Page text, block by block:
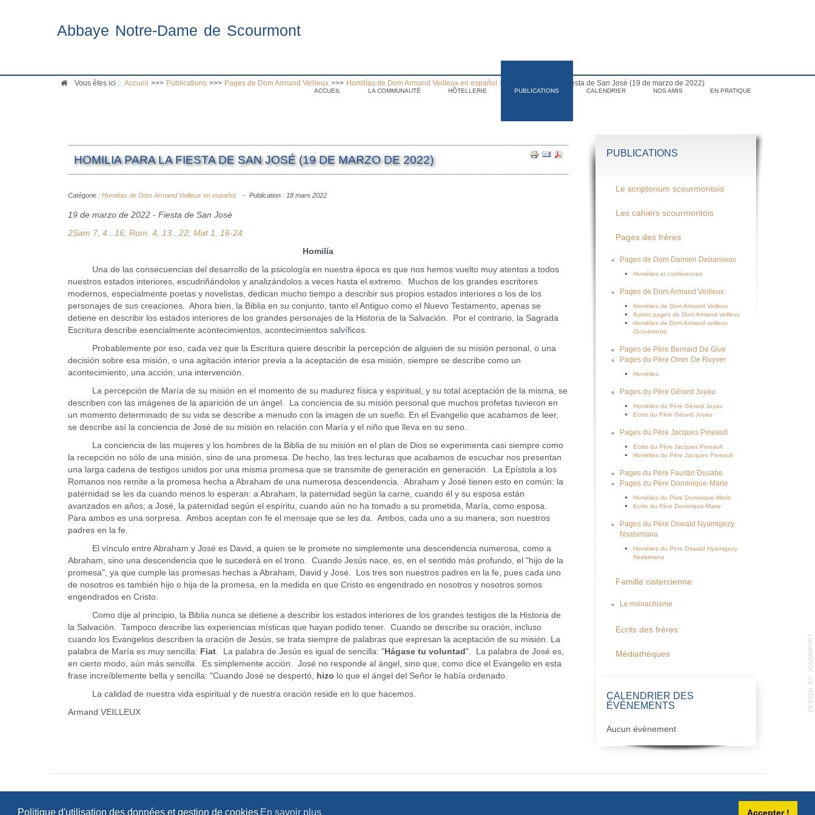
Politique d'utilisation des données et gestion de cookies En savoir plus Accepter !
Abbaye Notre-Dame de Scourmont
ACCUEIL LA COMMUNAUTÉ HÔTELLERIE PUBLICATIONS CALENDRIER NOS AMIS EN PRATIQUE
Vous êtes ici : Accueil >>> Publications >>> Pages de Dom Armand Veilleux >>> Homilías de Dom Armand Veilleux en español >>> Homilia para la fiesta de San José (19 de marzo de 2022)
HOMILIA PARA LA FIESTA DE SAN JOSÉ (19 DE MARZO DE 2022)
Catégorie : Homilías de Dom Armand Veilleux en español. Publication : 18 mars 2022
19 de marzo de 2022 - Fiesta de San José
2Sam 7, 4...16; Rom. 4, 13...22; Mat 1, 16-24
Homilía
Una de las consecuencias del desarrollo de la psicología en nuestra época es que nos hemos vuelto muy atentos a todos
nuestros estados interiores, escudriñándolos y analizándolos a veces hasta el extremo. Muchos de los grandes escritores
modernos, especialmente poetas y novelistas, dedican mucho tiempo a describir sus propios estados interiores o los de los
personajes de sus creaciones. Ahora bien, la Biblia en su conjunto, tanto el Antiguo como el Nuevo Testamento, apenas se
detiene en describir los estados interiores de los grandes personajes de la Historia de la Salvación. Por el contrario, la Sagrada
Escritura describe esencialmente acontecimientos, acontecimientos salvíficos.
Probablemente por eso, cada vez que la Escritura quiere describir la percepción de alguien de su misión personal, o una
decisión sobre esa misión, o una agitación interior previa a la aceptación de esa misión, siempre se describe como un
acontecimiento, una acción, una intervención.
La percepción de María de su misión en el momento de su madurez física y espiritual, y su total aceptación de la misma, se
describen con las imágenes de la aparición de un ángel. La conciencia de su misión personal que muchos profetas tuvieron en
un momento determinado de su vida se describe a menudo con la imagen de un sueño. En el Evangelio que acabamos de leer,
se describe así la conciencia de José de su misión en relación con María y el niño que lleva en su seno.
La conciencia de las mujeres y los hombres de la Biblia de su misión en el plan de Dios se experimenta casi siempre como
la recepción no sólo de una misión, sino de una promesa. De hecho, las tres lecturas que acabamos de escuchar nos presentan
una larga cadena de testigos unidos por una misma promesa que se transmite de generación en generación. La Epístola a los
Romanos nos remite a la promesa hecha a Abraham de una numerosa descendencia. Abraham y José tienen esto en común: la
paternidad se les da cuando menos lo esperan: a Abraham, la paternidad según la carne, cuando él y su esposa están
avanzados en años; a José, la paternidad según el espíritu, cuando aún no ha tomado a su prometida, María, como esposa.
Para ambos es una sorpresa. Ambos aceptan con fe el mensaje que se les da. Ambos, cada uno a su manera, son nuestros
padres en la fe.
El vínculo entre Abraham y José es David, a quien se le promete no simplemente una descendencia numerosa, como a
Abraham, sino una descendencia que le sucederá en el trono. Cuando Jesús nace, es, en el sentido más profundo, el "hijo de la
promesa", ya que cumple las promesas hechas a Abraham, David y José. Los tres son nuestros padres en la fe, pues cada uno
de nosotros es también hijo o hija de la promesa, en la medida en que Cristo es engendrado en nosotros y nosotros somos
engendrados en Cristo.
Como dije al principio, la Biblia nunca se detiene a describir los estados interiores de los grandes testigos de la Historia de
la Salvación. Tampoco describe las experiencias místicas que hayan podido tener. Cuando se describe su oración, incluso
cuando los Evangelios describen la oración de Jesús, se trata siempre de palabras que expresan la aceptación de su misión. La
palabra de María es muy sencilla: Fiat. La palabra de Jesús es igual de sencilla: " Hágase tu voluntad ". La palabra de José es,
en cierto modo, aún más sencilla. Es simplemente acción. José no responde al ángel, sino que, como dice el Evangelio en esta
frase increíblemente bella y sencilla: "Cuando José se despertó, hizo lo que el ángel del Señor le había ordenado.
La calidad de nuestra vida espiritual y de nuestra oración reside en lo que hacemos.
Armand VEILLEUX
PUBLICATIONS
Le scriptorium scourmontois
Les cahiers scourmontois
Pages des frères
Pages de Dom Damien Debaisieux
Homélies et conférences
Pages de Dom Armand Veilleux
Homélies de Dom Armand Veilleux
Autres pages de Dom Armand veilleux
Homélies de Dom Armand veilleux
(Scourmont)
Pages de Père Bernard De Give
Pages du Père Omer De Ruyver
Homélies
Pages du Père Gérard Joyau
Homélies du Père Gérard Joyau
Ecrits du Père Gérard Joyau
Pages du Père Jacques Pineault
Ecrits du Père Jacques Pineault
Homélies du Père Jacques Pineault
Pages du Père Faustin Dusabe
Pages du Père Dominique-Marie
Homélies du Père Dominique-Marie
Ecrits du Père Dominique-Marie
Pages du Père Oswald Nyamigezy
Nsabimana
Homélies du Père Oswald Nyamigezy
Nsabimana
Famille cistercienne
Le monachisme
Ecrits des frères
Médiathèques
CALENDRIER DES
ÉVÈNEMENTS
Aucun évènement